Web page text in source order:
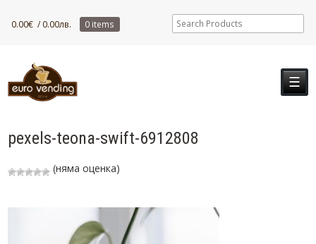
0.00€ / 0.00лв. 0 items
☰
pexels-teona-swift-6912808
(няма оценка)